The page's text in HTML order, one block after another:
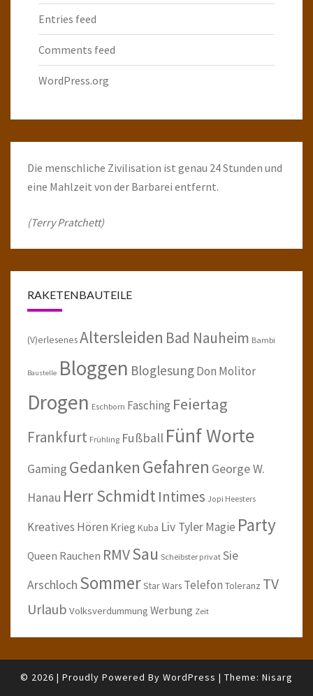
Entries feed
Comments feed
WordPress.org
Die menschliche Zivilisation ist genau 24 Stunden und
eine Mahlzeit von der Barbarei entfernt.
(Terry Pratchett)
RAKETENBAUTEILE
(V)erlesenesAltersleiden Bad Nauheim Bambi
Baustelle Bloggen BloglesungDon Molitor
Drogen Eschborn Fasching Feiertag
Frankfurt Frühling Fußball Fünf Worte
Gaming GedankenGefahren George W.
Hanau Herr SchmidtIntimes Jopi Heesters
Kreatives Hören Krieg Kuba Liv TylerMagie Party
Queen Rauchen RMVSau Scheibster privat Sie
Arschloch SommerStar Wars Telefon Toleranz TV
Urlaub Volksverdummung Werbung Zeit
© 2026 | Proudly Powered By WordPress | Theme: Nisarg